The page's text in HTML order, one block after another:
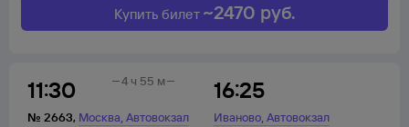
Купить билет ~2470 руб.
11:30
№ 2663, Москва,Автовокзал
16:25
Иваново,Автовокзал
4 ч 55 м